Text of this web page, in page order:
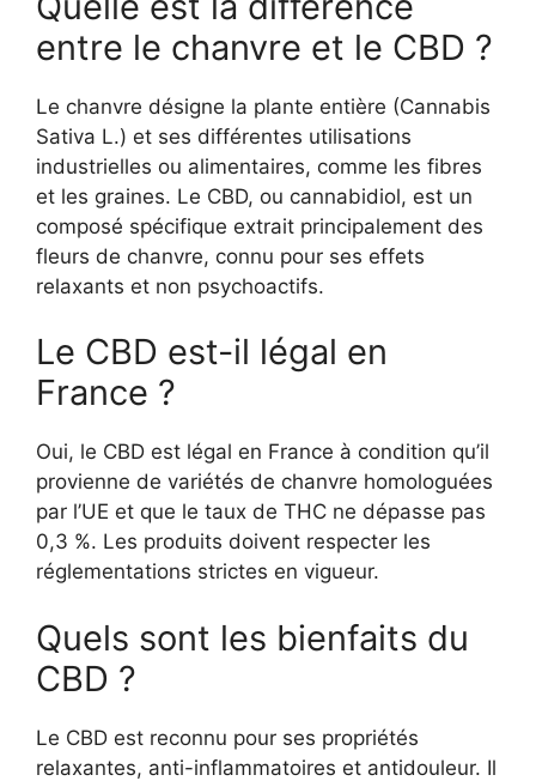
entre le chanvre et le CBD ?
Le chanvre désigne la plante entière (Cannabis
Sativa L.) et ses différentes utilisations
industrielles ou alimentaires, comme les fibres
et les graines. Le CBD, ou cannabidiol, est un
composé spécifique extrait principalement des
fleurs de chanvre, connu pour ses effets
relaxants et non psychoactifs.
Le CBD est-il légal en
France ?
Oui, le CBD est légal en France à condition qu’il
provienne de variétés de chanvre homologuées
par l’UE et que le taux de THC ne dépasse pas
0,3 %. Les produits doivent respecter les
réglementations strictes en vigueur.
Quels sont les bienfaits du
CBD ?
Le CBD est reconnu pour ses propriétés
relaxantes, anti-inflammatoires et antidouleur. Il